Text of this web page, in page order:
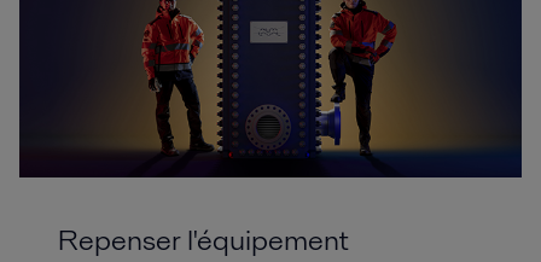
Repenser l'équipement